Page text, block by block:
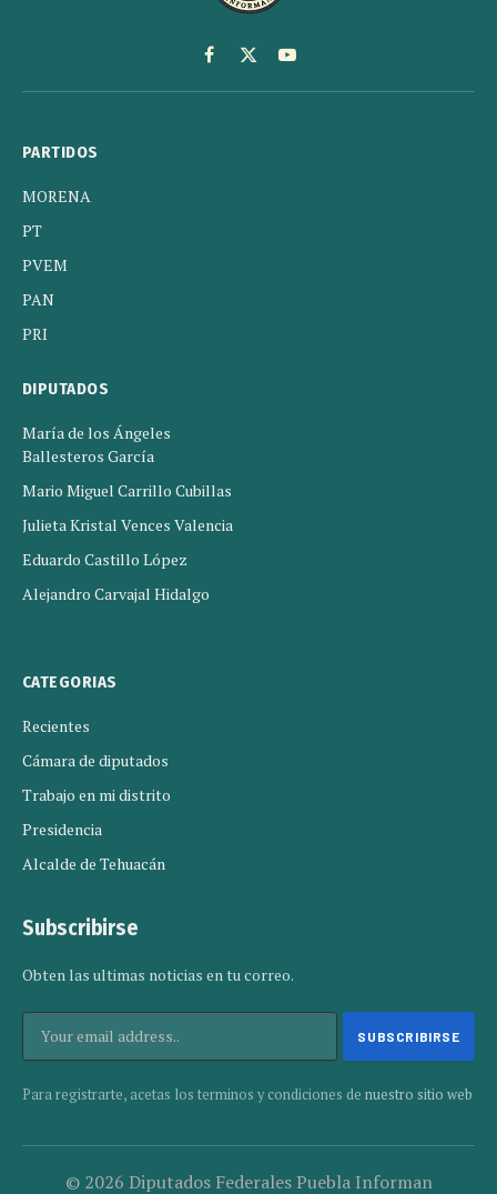
Facebook
X
(Twitter)
YouTube
PARTIDOS
MORENA
PT
PVEM
PAN
PRI
DIPUTADOS
María de los Ángeles
Ballesteros García
Mario Miguel Carrillo Cubillas
Julieta Kristal Vences Valencia
Eduardo Castillo López
Alejandro Carvajal Hidalgo
CATEGORIAS
Recientes
Cámara de diputados
Trabajo en mi distrito
Presidencia
Alcalde de Tehuacán
Subscribirse
Obten las ultimas noticias en tu correo.
Para registrarte, acetas los terminos y condiciones de nuestro sitio web
© 2026 Diputados Federales Puebla Informan